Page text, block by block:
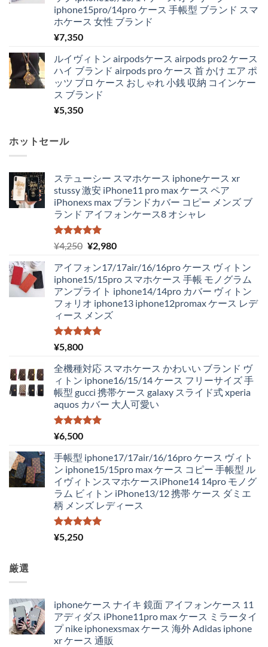
iphone15pro/14pro ケース 手帳型 ブランド スマ
ホケース 女性 ブランド
¥7,350
ルイヴィトン airpodsケース airpods pro2 ケース
ハイ ブランド airpods pro ケース 首 かけ エア ポ
ッツ プロ ケース おしゃれ 小銭 収納 コインケー
ス ブランド
¥5,350
ホットセール
ステューシー スマホケース iphoneケース xr
stussy 激安 iPhone11 pro max ケース ペア
iPhonexs max ブランドカバー コピー メンズ ブ
ランド アイフォンケース8 オシャレ
5段階中
5.00
の評価
¥4,250 元
価
格
は
¥4,250
で
し
¥2,980現
の
価
格
は
アイフォン17/17air/16/16pro ケース ヴィトン
iphone15/15pro スマホケース 手帳 モノグラム
アンプライト iphone14/14pro カバー ヴィトン
フォリオ iphone13 iphone12promax ケース レデ
ィース メンズ
5段階中
5.00
¥5,800
全機種対応 スマホケース かわいい ブランド ヴ
ィトン iphone16/15/14 ケース フリーサイズ 手
帳型 gucci 携帯ケース galaxy スライド式 xperia
aquos カバー 大人可愛い
5段階中
5.00
¥6,500
手帳型 iphone17/17air/16/16pro ケース ヴィト
ン iphone15/15pro max ケース コピー 手帳型 ル
イヴィトンスマホケースiPhone14 14pro モノグ
ラム ビィトン iPhone13/12 携帯 ケース ダミエ
柄 メンズ レディース
5段階中
5.00
¥5,250
厳選
iphoneケース ナイキ 鏡面 アイフォンケース 11
アディダス iPhone11pro max ケース ミラータイ
プ nike iphonexsmax ケース 海外 Adidas iphone
xr ケース 通販